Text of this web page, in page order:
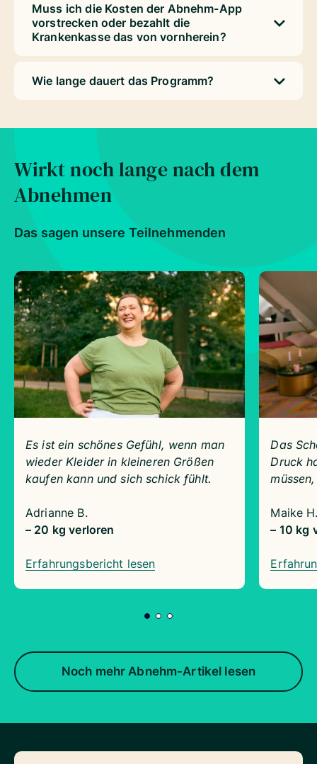
Muss ich die Kosten der Abnehm-App
vorstrecken oder bezahlt die
Krankenkasse das von vornherein?
Wie lange dauert das Programm?
Wirkt noch lange nach dem
Abnehmen
Das sagen unsere Teilnehmenden
Es ist ein schönes Gefühl, wenn man
wieder Kleider in kleineren Größen
kaufen kann und sich schick fühlt.
Adrianne B.
– 20 kg verloren
Erfahrungsbericht lesen
Das
Druck
Maike
– 10 kg
Noch mehr Abnehm-Artikel lesen